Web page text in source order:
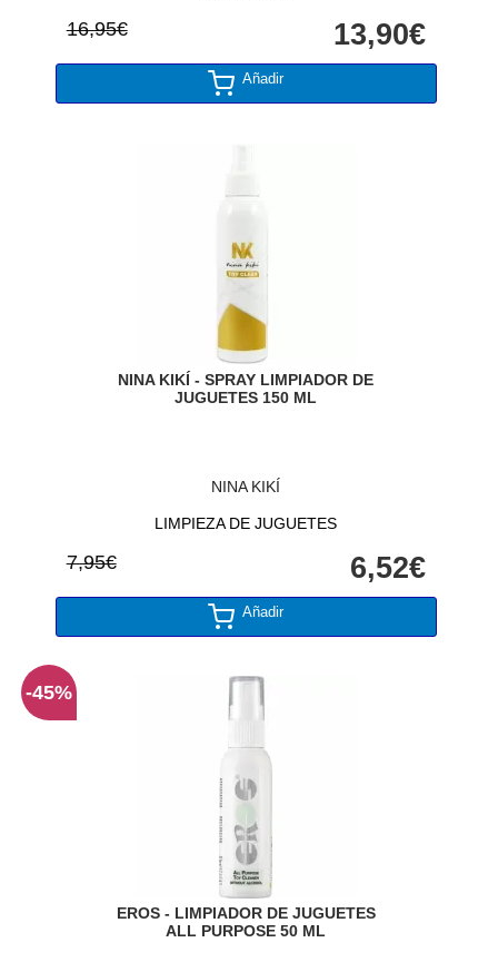
16,95€ 13,90€
Añadir
NINA KIKÍ - SPRAY LIMPIADOR DE
JUGUETES 150 ML
NINA KIKÍ
LIMPIEZA DE JUGUETES
7,95€ 6,52€
Añadir
EROS - LIMPIADOR DE JUGUETES
ALL PURPOSE 50 ML
-45%